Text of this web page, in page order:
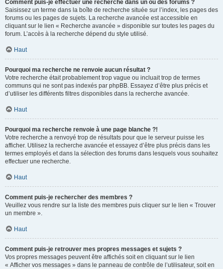
Comment puis-je effectuer une recherche dans un ou des forums ?
Saisissez un terme dans la boîte de recherche située sur l’index, les pages des
forums ou les pages de sujets. La recherche avancée est accessible en
cliquant sur le lien « Recherche avancée » disponible sur toutes les pages du
forum. L’accès à la recherche dépend du style utilisé.
Haut
Pourquoi ma recherche ne renvoie aucun résultat ?
Votre recherche était probablement trop vague ou incluait trop de termes
communs qui ne sont pas indexés par phpBB. Essayez d’être plus précis et
d’utiliser les différents filtres disponibles dans la recherche avancée.
Haut
Pourquoi ma recherche renvoie à une page blanche ?!
Votre recherche a renvoyé trop de résultats pour que le serveur puisse les
afficher. Utilisez la recherche avancée et essayez d’être plus précis dans les
termes employés et dans la sélection des forums dans lesquels vous souhaitez
effectuer une recherche.
Haut
Comment puis-je rechercher des membres ?
Veuillez vous rendre sur la liste des membres puis cliquer sur le lien « Trouver
un membre ».
Haut
Comment puis-je retrouver mes propres messages et sujets ?
Vos propres messages peuvent être affichés soit en cliquant sur le lien
« Afficher vos messages » dans le panneau de contrôle de l’utilisateur, soit en